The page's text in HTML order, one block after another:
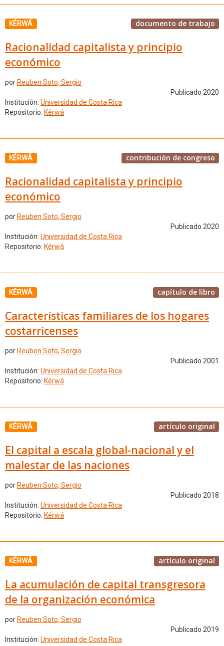
KÉRWÁ documento de trabajo
Racionalidad capitalista y principio
económico
por Reuben Soto, Sergio
Publicado 2020
Institución: Universidad de Costa Rica
Repositorio: Kérwá
KÉRWÁ contribución de congreso
Racionalidad capitalista y principio
económico
por Reuben Soto, Sergio
Publicado 2020
Institución: Universidad de Costa Rica
Repositorio: Kérwá
KÉRWÁ capítulo de libro
Características familiares de los hogares
costarricenses
por Reuben Soto, Sergio
Publicado 2001
Institución: Universidad de Costa Rica
Repositorio: Kérwá
KÉRWÁ artículo original
El capital a escala global-nacional y el
malestar de las naciones
por Reuben Soto, Sergio
Publicado 2018
Institución: Universidad de Costa Rica
Repositorio: Kérwá
KÉRWÁ artículo original
La acumulación de capital transgresora
de la organización económica
por Reuben Soto, Sergio
Publicado 2019
Institución: Universidad de Costa Rica